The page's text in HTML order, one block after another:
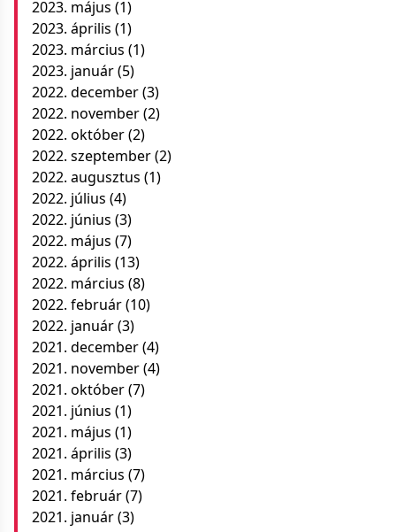
2023. május (1)
2023. április (1)
2023. március (1)
2023. január(5)
2022. december(3)
2022. november(2)
2022. október(2)
2022. szeptember(2)
2022. augusztus (1)
2022. július (4)
2022. június (3)
2022. május (7)
2022. április (13)
2022. március (8)
2022. február(10)
2022. január(3)
2021. december(4)
2021. november(4)
2021. október(7)
2021. június (1)
2021. május (1)
2021. április (3)
2021. március (7)
2021. február(7)
2021. január(3)